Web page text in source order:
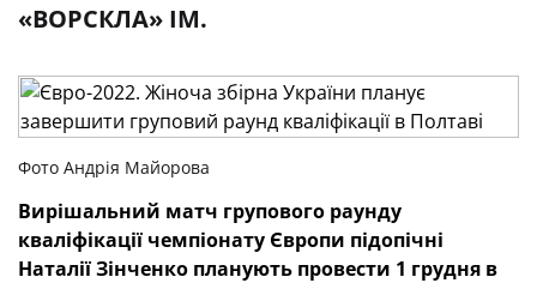
«ВОРСКЛА» ІМ.
Фото Андрія Майорова
Вирішальний матч групового раунду
кваліфікації чемпіонату Європи підопічні
Наталії Зінченко планують провести 1 грудня в